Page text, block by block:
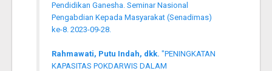
Pendidikan Ganesha. Seminar Nasional
Pengabdian Kepada Masyarakat (Senadimas)
ke-8. 2023-09-28.
Rahmawati, Putu Indah, dkk. "PENINGKATAN
KAPASITAS POKDARWIS DALAM